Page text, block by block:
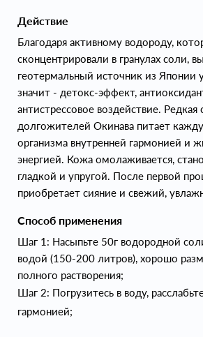
Действие
Благодаря активному водороду,
сконцентрировали в гранулах соли,
геотермальный источник из Японии
значит - детокс-эффект,
антистрессовое воздействие. Редкая
долгожителей Окинава питает
организма внутренней гармонией и
энергией. Кожа омолаживается,
гладкой и упругой. После первой
приобретает сияние и свежий,
Способ применения
Шаг 1: Насыпьте 50г водородной
водой (150-200 литров), хорошо
полного растворения;
Шаг 2: Погрузитесь в воду,
гармонией;